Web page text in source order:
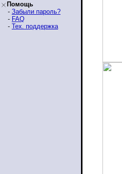
Помощь
- Забыли пароль?
- FAQ
- Тех. поддержка